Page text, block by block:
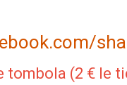
tombola (2 €